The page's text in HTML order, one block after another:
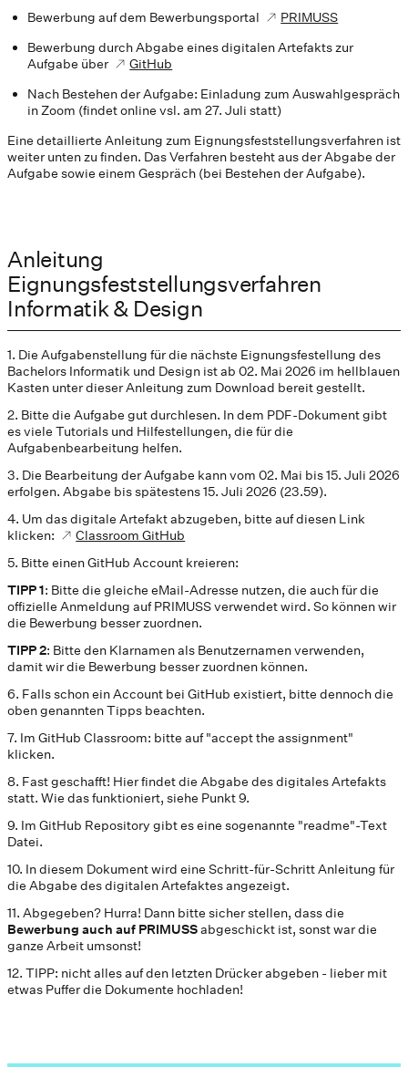
Bewerbung auf dem Bewerbungsportal
PRIMUSS
Bewerbung durch Abgabe eines digitalen Artefakts zur
Aufgabe über
GitHub
Nach Bestehen der Aufgabe: Einladung zum Auswahlgespräch
in Zoom (findet online vsl. am 27. Juli statt)
Eine detaillierte Anleitung zum Eignungsfeststellungsverfahren ist
weiter unten zu finden. Das Verfahren besteht aus der Abgabe der
Aufgabe sowie einem Gespräch (bei Bestehen der Aufgabe).
Anleitung
Eignungsfeststellungsverfahren
Informatik & Design
1. Die Aufgabenstellung für die nächste Eignungsfestellung des
Bachelors Informatik und Design ist ab 02. Mai 2026 im hellblauen
Kasten unter dieser Anleitung zum Download bereit gestellt.
2. Bitte die Aufgabe gut durchlesen. In dem PDF-Dokument gibt
es viele Tutorials und Hilfestellungen, die für die
Aufgabenbearbeitung helfen.
3. Die Bearbeitung der Aufgabe kann vom 02. Mai bis 15. Juli 2026
erfolgen. Abgabe bis spätestens 15. Juli 2026 (23.59).
4. Um das digitale Artefakt abzugeben, bitte auf diesen Link
klicken:
Classroom GitHub
5. Bitte einen GitHub Account kreieren:
TIPP 1: Bitte die gleiche eMail-Adresse nutzen, die auch für die
offizielle Anmeldung auf PRIMUSS verwendet wird. So können wir
die Bewerbung besser zuordnen.
TIPP 2: Bitte den Klarnamen als Benutzernamen verwenden,
damit wir die Bewerbung besser zuordnen können.
6. Falls schon ein Account bei GitHub existiert, bitte dennoch die
oben genannten Tipps beachten.
7. Im GitHub Classroom: bitte auf "accept the assignment"
klicken.
8. Fast geschafft! Hier findet die Abgabe des digitales Artefakts
statt. Wie das funktioniert, siehe Punkt 9.
9. Im GitHub Repository gibt es eine sogenannte "readme"-Text
Datei.
10. In diesem Dokument wird eine Schritt-für-Schritt Anleitung für
die Abgabe des digitalen Artefaktes angezeigt.
11. Abgegeben? Hurra! Dann bitte sicher stellen, dass die
Bewerbung auch auf PRIMUSSabgeschickt ist, sonst war die
ganze Arbeit umsonst!
12. TIPP: nicht alles auf den letzten Drücker abgeben - lieber mit
etwas Puffer die Dokumente hochladen!